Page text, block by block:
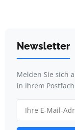
Newsletter
Melden Sie sich
in Ihrem